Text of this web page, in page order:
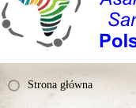
Strona główna